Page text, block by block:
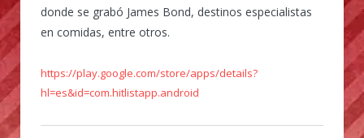
donde se grabó James Bond, destinos especialistas
en comidas, entre otros.
https://play.google.com/store/apps/details?
hl=es&id=com.hitlistapp.android